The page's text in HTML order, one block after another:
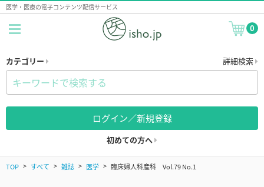
医学・医療の電子コンテンツ配信サービス
0
カテゴリー 詳細検索
ログイン／新規登録
初めての方へ
TOP すべて 雑誌 医学 臨床婦人科産科 Vol.79 No.1